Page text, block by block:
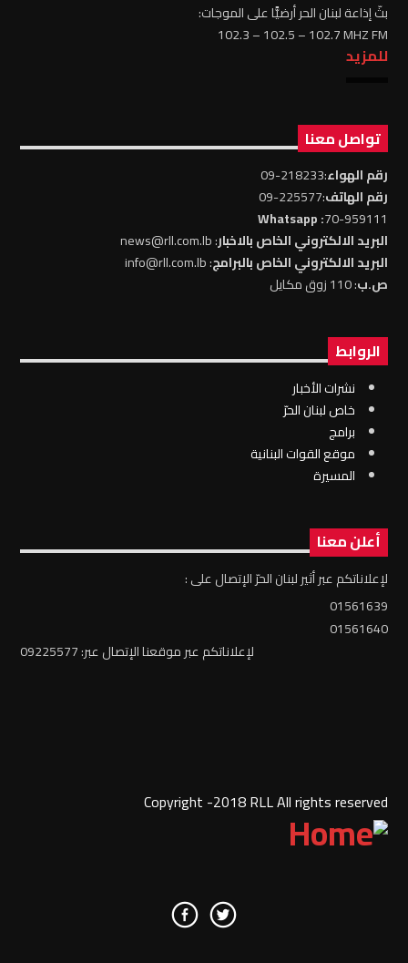
بثّ إذاعة لبنان الحر أرضيًّا على الموجات:
102.3 – 102.5 – 102.7 MHZ FM
للمزيد
تواصل معنا
رقم الهواء:218233-09
رقم الهاتف:225577-09
70-959111
: Whatsapp
البريد الالكتروني الخاص بالاخبار: news@rll.com.lb
البريد الالكتروني الخاص بالبرامج: info@rll.com.lb
ص.ب: 110 زوق مكايل
الروابط
نشرات الأخبار
خاص لبنان الحرّ
برامج
موقع القوات البنانية
المسيرة
أعلن معنا
لإعلاناتكم عبر أثير لبنان الحرّ الإتصال على :
01561639
01561640
لإعلاناتكم عبر موقعنا الإتصال عبر: 09225577
Copyright -2018 RLL All rights reserved